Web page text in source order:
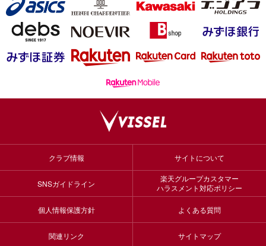
クラブ情報 サイトについて
SNSガイドライン
楽天グループカスタマー
ハラスメント対応ポリシー
個人情報保護方針 よくある質問
関連リンク サイトマップ